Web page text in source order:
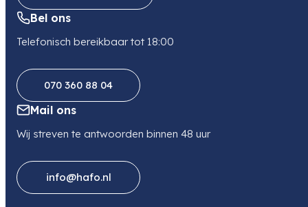
Bel ons
Telefonisch bereikbaar tot 18:00
070 360 88 04
Mail ons
Wij streven te antwoorden binnen 48 uur
info@hafo.nl